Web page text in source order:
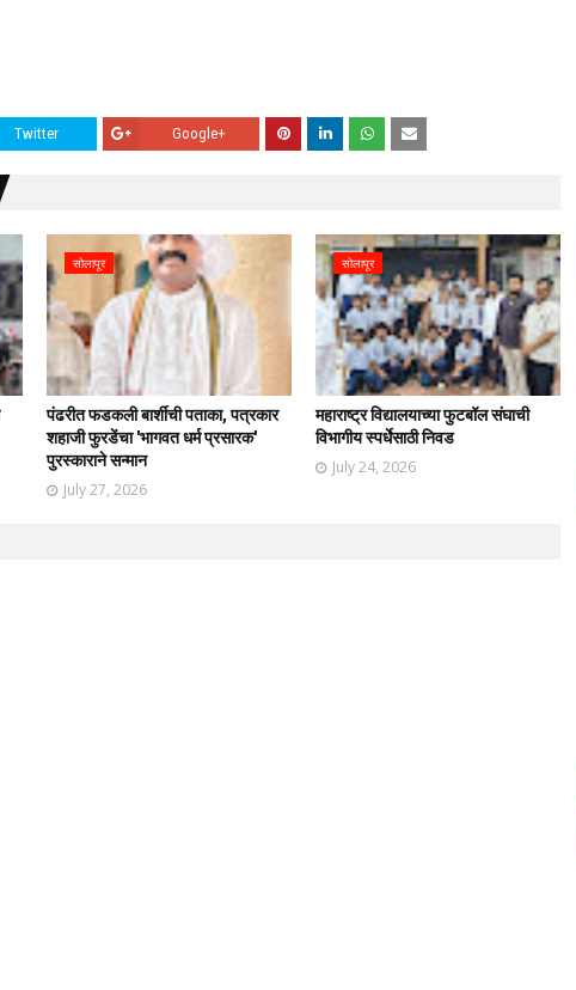
Twitter Google+
सोलापूर
पंढरीत फडकली बार्शीची पताका, पत्रकार
शहाजी फुरडेंचा 'भागवत धर्म प्रसारक'
पुरस्काराने सन्मान
July 27, 2026
सोलापूर
महाराष्ट्र विद्यालयाच्या फुटबॉल संघाची
विभागीय स्पर्धेसाठी निवड
July 24, 2026